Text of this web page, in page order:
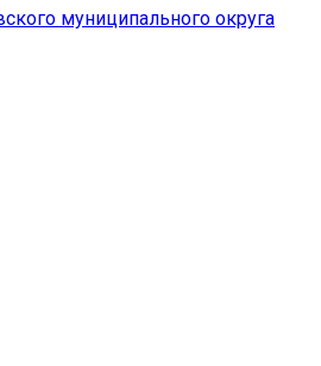
муниципального округа